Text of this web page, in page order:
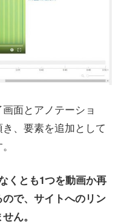
面とアノテーショ
、要素を追加として
くとも1つを動画か再
で、サイトへのリン
ん。